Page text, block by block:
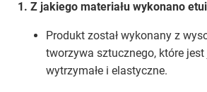
1. Z jakiego materiału wykonano
Produkt został wykonany z
tworzywa sztucznego, które
wytrzymałe i elastyczne.